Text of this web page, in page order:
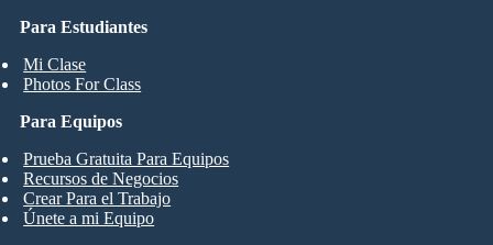
Para Estudiantes
Mi Clase
Photos For Class
Para Equipos
Prueba Gratuita Para Equipos
Recursos de Negocios
Crear Para el Trabajo
Únete a mi Equipo